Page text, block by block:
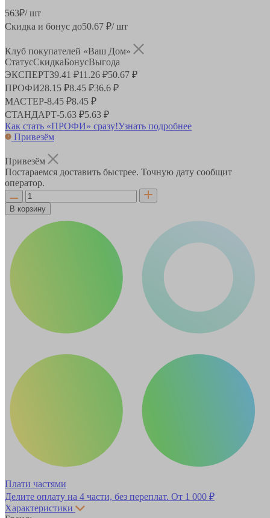
563₽/ шт
Скидка и бонус до50.67 ₽/ шт
Клуб покупателей «Ваш Дом»
СтатусСкидкаБонусВыгода
ЭКСПЕРТ39.41 ₽11.26 ₽50.67 ₽
ПРОФИ28.15 ₽8.45 ₽36.6 ₽
МАСТЕР-8.45 ₽8.45 ₽
СТАНДАРТ-5.63 ₽5.63 ₽
Как стать «ПРОФИ» сразу!Узнать подробнее
Привезём
Привезём
Постараемся доставить быстрее. Точную дату сообщит
оператор.
В корзину
Плати частями
Делите оплату на 4 части, без переплат. От 1 000 ₽
Характеристики